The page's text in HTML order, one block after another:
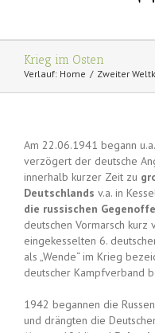
Krieg im Osten
Verlauf: Home Zweiter
Am 22.06.1941 begann
verzögert der deutsche
innerhalb kurzer Zeit zu
Deutschlands v.a. in
die russischen
deutschen Vormarsch kurz
eingekesselten 6.
als „Wende“ im Krieg
deutscher Kampfverband
1942 begannen die
und drängten die